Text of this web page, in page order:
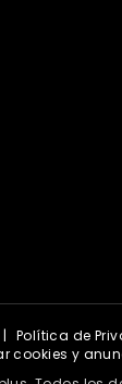
| Política de
cookies y